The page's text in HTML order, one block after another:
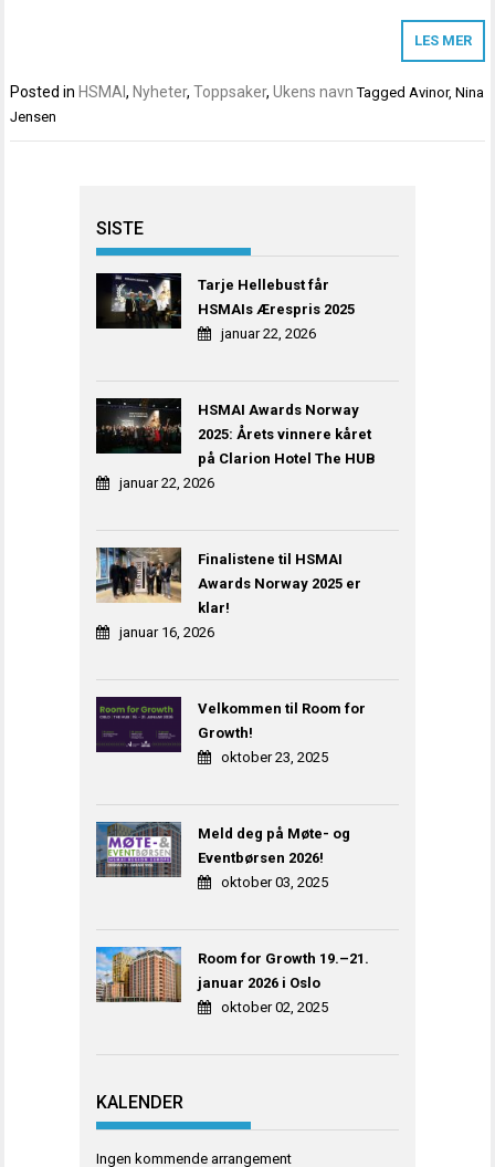
LES MER
Posted in HSMAI, Nyheter,Toppsaker,Ukens navn TaggedAvinor,Nina
Jensen
SISTE
Tarje Hellebust får
HSMAIs Ærespris 2025
januar 22, 2026
HSMAI Awards Norway
2025: Årets vinnere kåret
på Clarion Hotel The HUB
januar 22, 2026
Finalistene til HSMAI
Awards Norway 2025 er
klar!
januar 16, 2026
Velkommen til Room for
Growth!
oktober 23, 2025
Meld deg på Møte- og
Eventbørsen 2026!
oktober 03, 2025
Room for Growth 19.–21.
januar 2026 i Oslo
oktober 02, 2025
KALENDER
Ingen kommende arrangement